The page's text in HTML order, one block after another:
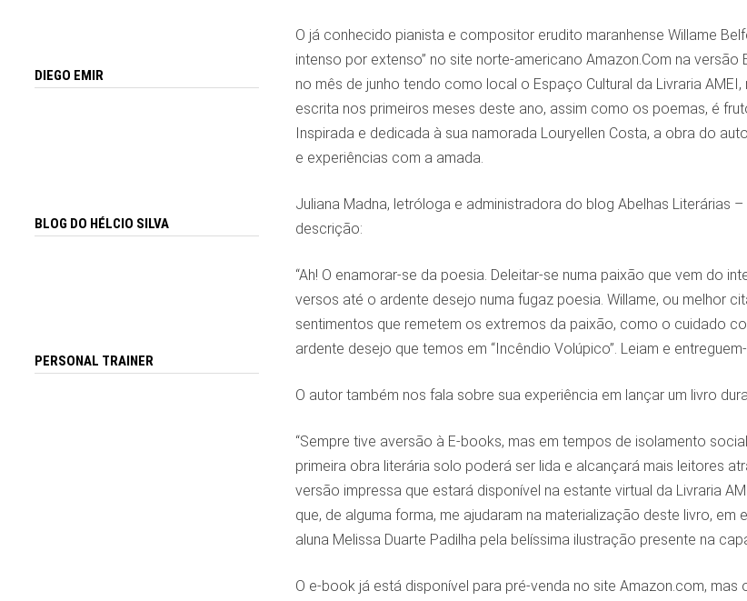
O já conhecido pianista e compositor erudito maranhense Willame
intenso por extenso” no site norte-americano Amazon.Com na
no mês de junho tendo como local o Espaço Cultural da Livraria
escrita nos primeiros meses deste ano, assim como os poemas, é
Inspirada e dedicada à sua namorada Louryellen Costa, a obra do
e experiências com a amada.
Juliana Madna, letróloga e administradora do blog Abelhas
descrição:
“Ah! O enamorar-se da poesia. Deleitar-se numa paixão que vem do
versos até o ardente desejo numa fugaz poesia. Willame, ou melhor
sentimentos que remetem os extremos da paixão, como o cuidado
ardente desejo que temos em “Incêndio Volúpico”. Leiam e
O autor também nos fala sobre sua experiência em lançar um livro
“Sempre tive aversão à E-books, mas em tempos de isolamento
primeira obra literária solo poderá ser lida e alcançará mais leitores
versão impressa que estará disponível na estante virtual da Livraria
que, de alguma forma, me ajudaram na materialização deste livro,
aluna Melissa Duarte Padilha pela belíssima ilustração presente na
O e-book já está disponível para pré-venda no site Amazon.com,
DIEGO EMIR
BLOG DO HÉLCIO SILVA
PERSONAL TRAINER